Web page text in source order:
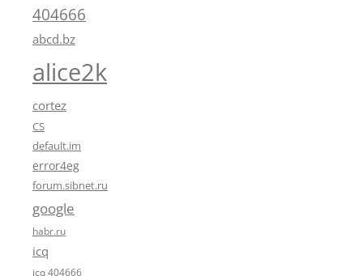
404666
abcd.bz
alice2k
cortez
CS
default.im
error4eg
forum.sibnet.ru
google
habr.ru
icq
icq 404666